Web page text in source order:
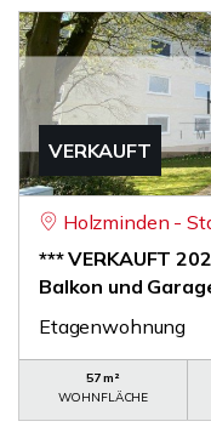
VERKAUFT
Holzminden -
*** VERKAUFT
Balkon und
Etagenwohnung
57 m²
WOHNFLÄCHE